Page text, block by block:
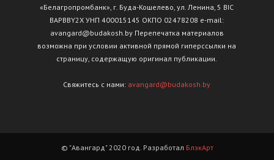
«Белагропромбанк», г. Буда-Кошелево, ул. Ленина, 5 BIC
BAPBBY2X УНП 400015145 ОКПО 02478208 e-mail:
avangard@budakosh.by Перепечатка материалов
возможна при условии активной прямой гиперссылки на
страницу, содержащую оригинал публикации.
Свяжитесь с нами: avangard@budakosh.by
© "Авангард" 2020 год. Разработал БлэкАрт